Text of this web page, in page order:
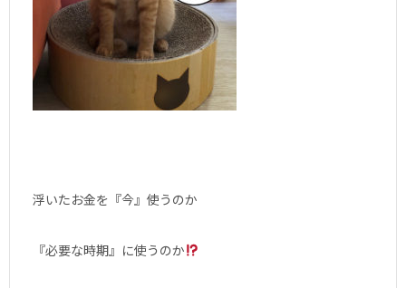
浮いたお金を『今』使うのか
『必要な時期』に使うのか